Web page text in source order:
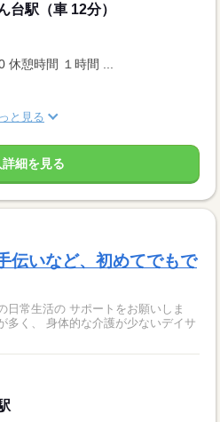
台駅（車 12分）
休憩時間 １時間 ...
と見る
細を見る
伝いなど、初めてでもで
日常生活の サポートをお願いしま